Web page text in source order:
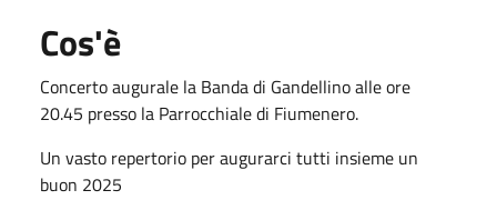
Cos'è
Concerto augurale la Banda di Gandellino alle ore
20.45 presso la Parrocchiale di Fiumenero.
Un vasto repertorio per augurarci tutti insieme un
buon 2025